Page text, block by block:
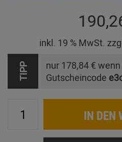
inkl. 19 % MwSt.
TIPP nur 178,84 €
Gutscheincode
IN DEN